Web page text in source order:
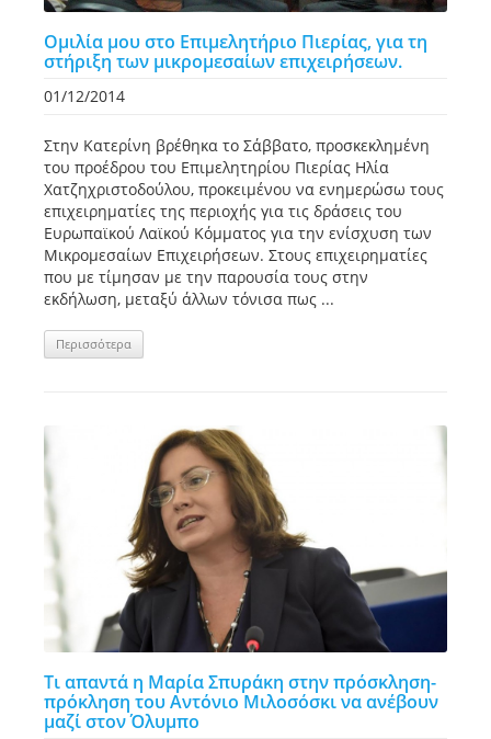
Ομιλία μου στο Επιμελητήριο Πιερίας, για τη
στήριξη των μικρομεσαίων επιχειρήσεων.
01/12/2014
Στην Κατερίνη βρέθηκα το Σάββατο, προσκεκλημένη
του προέδρου του Επιμελητηρίου Πιερίας Ηλία
Χατζηχριστοδούλου, προκειμένου να ενημερώσω τους
επιχειρηματίες της περιοχής για τις δράσεις του
Ευρωπαϊκού Λαϊκού Κόμματος για την ενίσχυση των
Μικρομεσαίων Επιχειρήσεων. Στους επιχειρηματίες
που με τίμησαν με την παρουσία τους στην
εκδήλωση, μεταξύ άλλων τόνισα πως ...
Περισσότερα
Τι απαντά η Μαρία Σπυράκη στην πρόσκληση-
πρόκληση του Αντόνιο Μιλοσόσκι να ανέβουν
μαζί στον Όλυμπο